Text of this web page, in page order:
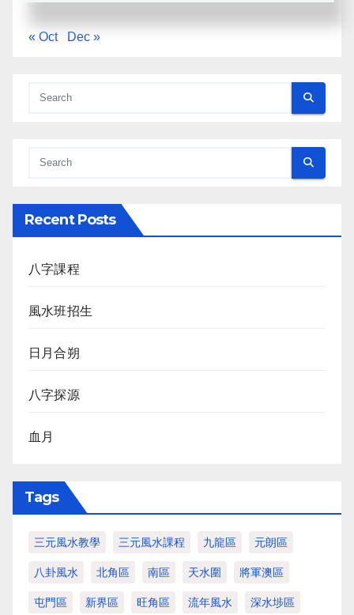
« Oct Dec »
Recent Posts
八字課程
風水班招生
日月合朔
八字探源
血月
Tags
三元風水教學 三元風水課程 九龍區 元朗區
八卦風水 北角區 南區 天水圍 將軍澳區
屯門區 新界區 旺角區 流年風水 深水埗區